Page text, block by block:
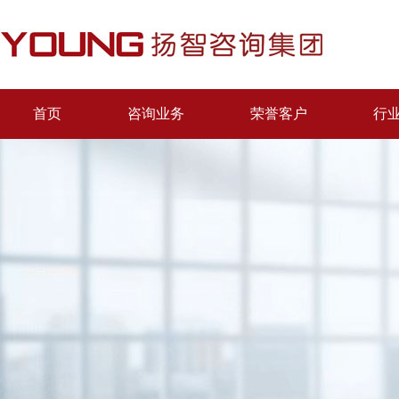
首页 咨询业务 荣誉客户 行